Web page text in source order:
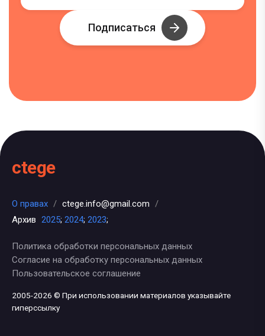
Подписаться
ctege
О правах / ctege.info@gmail.com /
Архив 2025; 2024; 2023;
Политика обработки персональных данных
Согласие на обработку персональных данных
Пользовательское соглашение
2005-2026 © При использовании материалов указывайте
гиперссылку